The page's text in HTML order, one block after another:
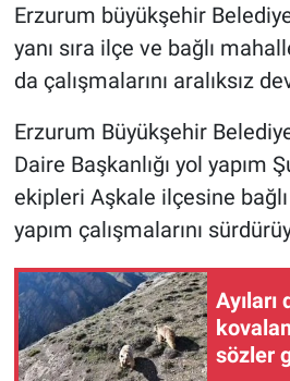
Erzurum büyükşehir
yanı sıra ilçe ve bağlı
da çalışmalarını aralıksız
Erzurum Büyükşehir
Daire Başkanlığı yol yapım
ekipleri Aşkale ilçesine
yapım çalışmalarını
Ayıları
sözler
Yerel